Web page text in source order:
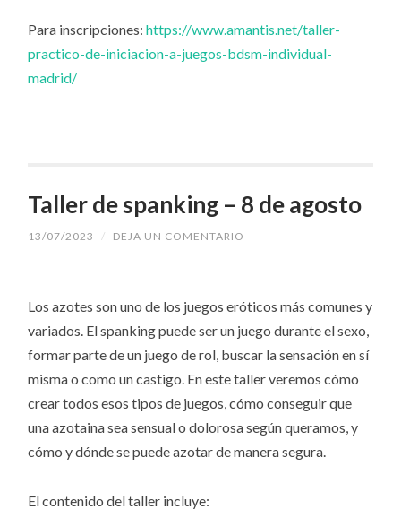
Para inscripciones:https://www.amantis.net/taller-
practico-de-iniciacion-a-juegos-bdsm-individual-
madrid/
Taller de spanking – 8 de agosto
13/07/2023 / DEJA UN COMENTARIO
Los azotes son uno de los juegos eróticos más comunes y
variados. El spankingpuede ser un juego durante el sexo,
formar parte de un juego de rol, buscar la sensación en sí
misma o como un castigo. En este taller veremos cómo
crear todos esos tipos de juegos, cómo conseguir que
una azotaina sea sensual o dolorosa según queramos, y
cómo y dónde se puede azotar de manera segura.
El contenido del taller incluye: